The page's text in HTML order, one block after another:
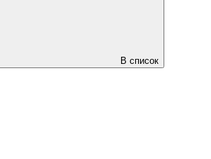
В список